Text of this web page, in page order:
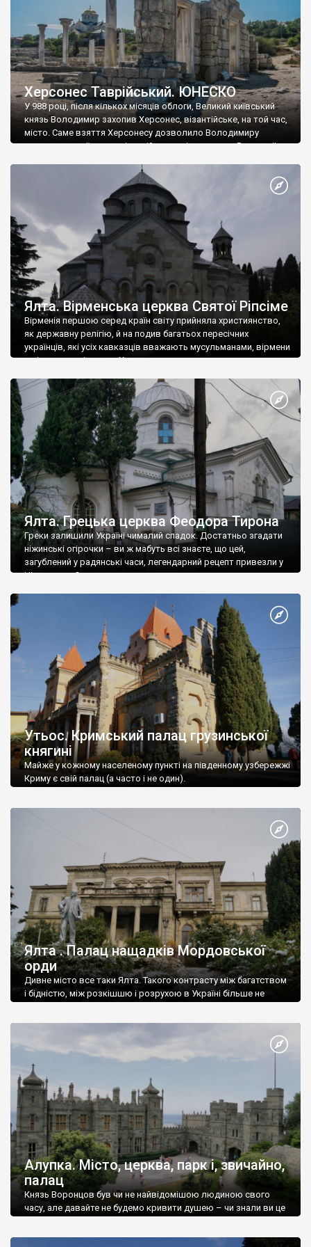
Херсонес Таврійський. ЮНЕСКО
У 988 році, після кількох місяців облоги, Великий київський
князь Володимир захопив Херсонес, візантійське, на той час,
місто. Саме взяття Херсонесу дозволило Володимиру
диктувати свої умови візантійському імператору Василю ІІ, та
Херсонесі Володимир-язичник, став Василем-християнином.
А потім було Хрещення Русі. На честь Херсонесу Таврійського
Ялта. Вірменська церква Святої Ріпсіме
Вірменія першою серед країн світу прийняла християнство,
як державну релігію, й на подив багатьох пересічних
українців, які усіх кавказців вважають мусульманами, вірмени
є відданими вірянами Христа
Ялта. Грецька церква Феодора Тирона
Греки залишили Україні чималий спадок. Достатньо згадати
ніжинські огірочки – ви ж мабуть всі знаєте, що цей,
загублений у радянські часи, легендарний рецепт привезли у
Ніжин греки?
Утьос. Кримський палац грузинської
княгині
Майже у кожному населеному пункті на південному узбережжі
Криму є свій палац (а часто і не один).
Ялта . Палац нащадків Мордовської
орди
Дивне місто все таки Ялта. Такого контрасту між багатством
і бідністю, між розкішшю і розрухою в Україні більше не
Алупка. Місто, церква, парк і, звичайно,
палац
Князь Воронцов був чи не найвідомішою людиною свого
часу, але давайте не будемо кривити душею – чи знали ви це